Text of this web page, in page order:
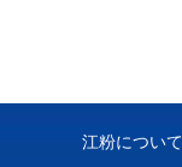
江粉について